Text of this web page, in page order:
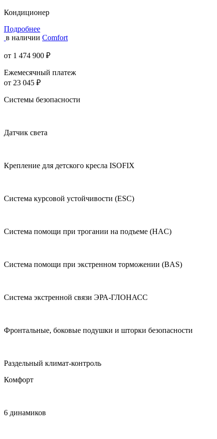
Кондиционер
Подробнее
в наличии Comfort
от 1 474 900 ₽
Ежемесячный платеж
от 23 045 ₽
Системы безопасности
Датчик света
Крепление для детского кресла ISOFIX
Система курсовой устойчивости (ESC)
Система помощи при трогании на подъеме (HAC)
Система помощи при экстренном торможении (BAS)
Система экстренной связи ЭРА-ГЛОНАСС
Фронтальные, боковые подушки и шторки безопасности
Раздельный климат-контроль
Комфорт
6 динамиков